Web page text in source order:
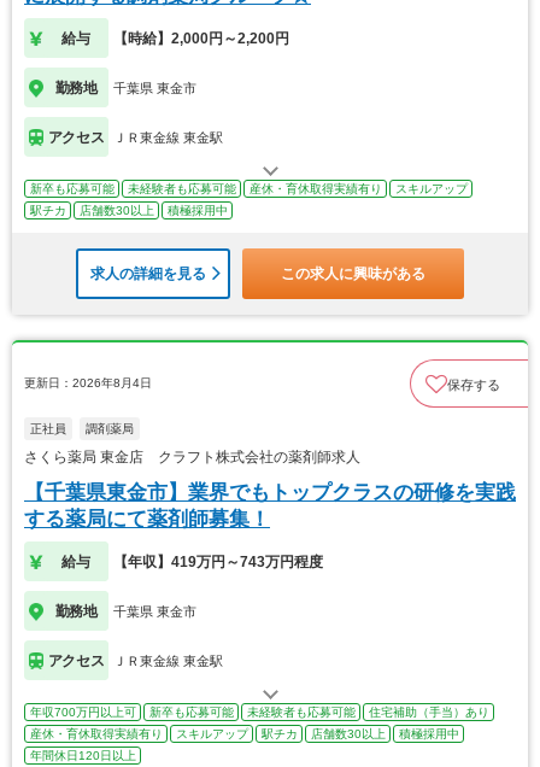
給与 【時給】2,000円～2,200円
勤務地 千葉県 東金市
アクセス ＪＲ東金線 東金駅
新卒も応募可能 未経験者も応募可能 産休・育休取得実績有り
スキルアップ
駅チカ
店舗数30以上 積極採用中
求人の詳細を見る この求人に興味がある
更新日：2026年8月4日 保存する
正社員 調剤薬局
さくら薬局 東金店 クラフト株式会社の薬剤師求人
【千葉県東金市】業界でもトップクラスの研修を実践
する薬局にて薬剤師募集！
給与 【年収】419万円～743万円程度
勤務地 千葉県 東金市
アクセス ＪＲ東金線 東金駅
年収700万円以上可 新卒も応募可能 未経験者も応募可能
住宅補助（手当）あり
産休・育休取得実績有り
スキルアップ 駅チカ 店舗数30以上
積極採用中
年間休日120日以上